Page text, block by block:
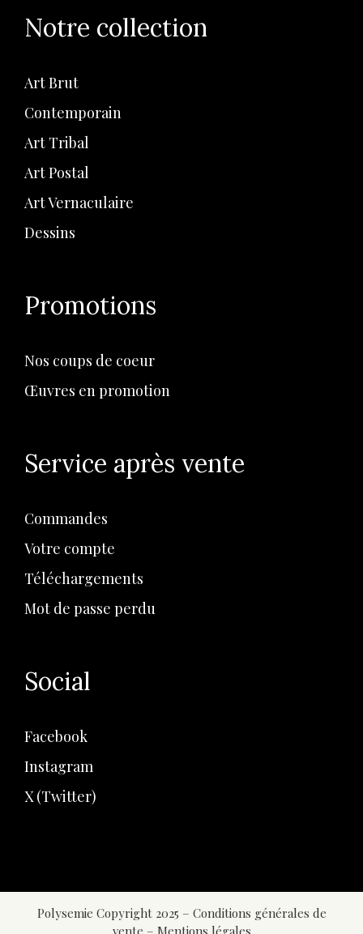
Notre collection
Art Brut
Contemporain
Art Tribal
Art Postal
Art Vernaculaire
Dessins
Promotions
Nos coups de coeur
Œuvres en promotion
Service après vente
Commandes
Votre compte
Téléchargements
Mot de passe perdu
Social
Facebook
Instagram
X (Twitter)
Polysemie Copyright 2025 – Conditions générales de
vente – Mentions légales